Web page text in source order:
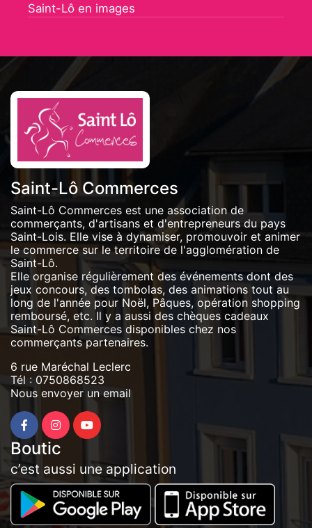
Saint-Lô en images
Saint-Lô Commerces
Saint-Lô Commerces est une association de
commerçants, d'artisans et d'entrepreneurs du pays
Saint-Lois. Elle vise à dynamiser, promouvoir et animer
le commerce sur le territoire de l'agglomération de
Saint-Lô.
Elle organise régulièrement des événements dont des
jeux concours, des tombolas, des animations tout au
long de l'année pour Noël, Pâques, opération shopping
remboursé, etc. Il y a aussi des chèques cadeaux
Saint-Lô Commerces disponibles chez nos
commerçants partenaires.
6 rue Maréchal Leclerc
Tél : 0750868523
Nous envoyer un email
Boutic
c’est aussi une application